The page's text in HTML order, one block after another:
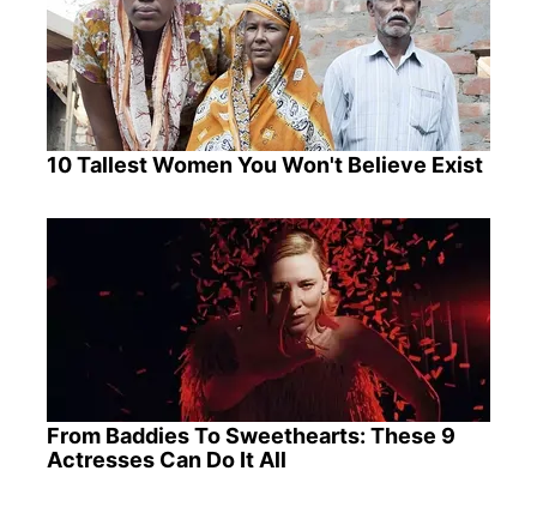
10 Tallest Women You Won't Believe Exist
From Baddies To Sweethearts: These 9
Actresses Can Do It All